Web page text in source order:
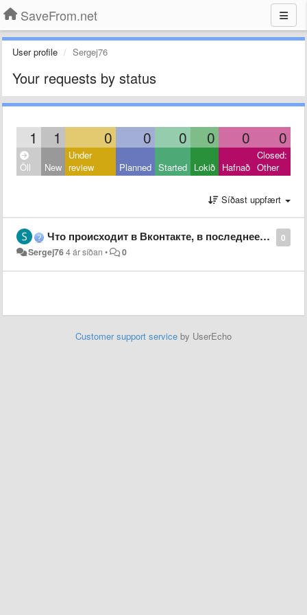
SaveFrom.net
User profile Sergej76
Your requests by status
1 1 0 0 0 0 0 0
Öll New
Under
review
Planned Started Lokið Hafnað
Closed:
Other
Síðast uppfært
0
Что происходит в Вконтакте, в последнее время новые загруженные в ВК аудиофайлы нельзя скачать не получается?
Sergej764 ár síðan • 0
Customer support service by UserEcho